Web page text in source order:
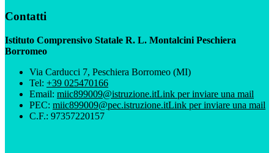
Contatti
Istituto Comprensivo Statale R. L. Montalcini Peschiera
Borromeo
Via Carducci 7, Peschiera Borromeo (MI)
Tel: +39 025470166
Email: miic899009@istruzione.itLink per inviare una mail
PEC: miic899009@pec.istruzione.itLink per inviare una mail
C.F.: 97357220157